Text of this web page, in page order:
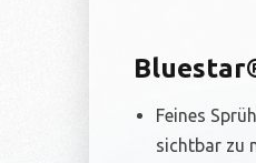
Feines
sichtbar zu